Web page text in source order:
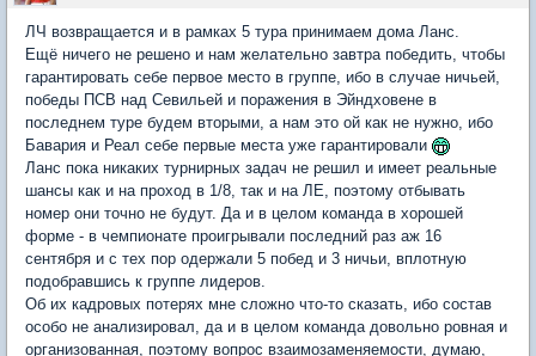
ЛЧ возвращается и в рамках 5 тура принимаем дома Ланс.
Ещё ничего не решено и нам желательно завтра победить, чтобы
гарантировать себе первое место в группе, ибо в случае ничьей,
победы ПСВ над Севильей и поражения в Эйндховене в
последнем туре будем вторыми, а нам это ой как не нужно, ибо
Бавария и Реал себе первые места уже гарантировали
Ланс пока никаких турнирных задач не решил и имеет реальные
шансы как и на проход в 1/8, так и на ЛЕ, поэтому отбывать
номер они точно не будут. Да и в целом команда в хорошей
форме - в чемпионате проигрывали последний раз аж 16
сентября и с тех пор одержали 5 побед и 3 ничьи, вплотную
подобравшись к группе лидеров.
Об их кадровых потерях мне сложно что-то сказать, ибо состав
особо не анализировал, да и в целом команда довольно ровная и
организованная, поэтому вопрос взаимозаменяемости, думаю,